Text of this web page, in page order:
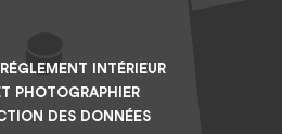
RÉGLEMENT INTÉRIEUR
PHOTOGRAPHIER
DES DONNÉES